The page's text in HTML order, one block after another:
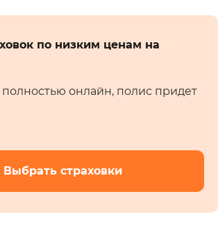
по низким ценам на
онлайн, полис придет
Выбрать страховки